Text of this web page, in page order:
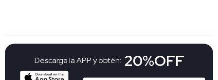
Descarga la APP y obtén: 20%OFF